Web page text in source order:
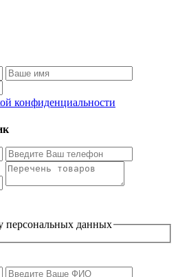
конфиденциальности
персональных данных